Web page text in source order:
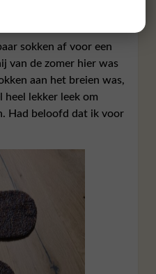
sokken af voor een
van de zomer hier was
aan het breien was,
lekker leek om
Had beloofd dat ik voor